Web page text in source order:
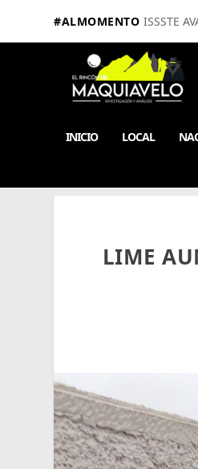
#ALMOMENTO ISSSTE
INICIO LOCAL
LIME